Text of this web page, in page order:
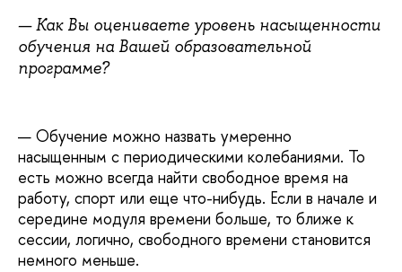
— Как Вы оцениваете уровень насыщенности
обучения на Вашей образовательной
программе?
— Обучение можно назвать умеренно
насыщенным с периодическими колебаниями. То
есть можно всегда найти свободное время на
работу, спорт или еще что-нибудь. Если в начале и
середине модуля времени больше, то ближе к
сессии, логично, свободного времени становится
немного меньше.